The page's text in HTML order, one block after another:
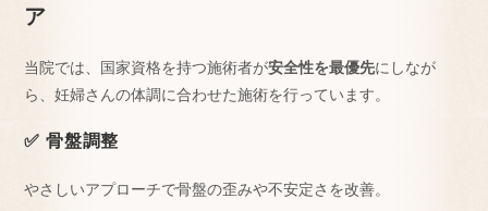
ア
当院では、国家資格を持つ施術者が安全性を最優先にしなが
ら、妊婦さんの体調に合わせた施術を行っています。
✅ 骨盤調整
やさしいアプローチで骨盤の歪みや不安定さを改善。